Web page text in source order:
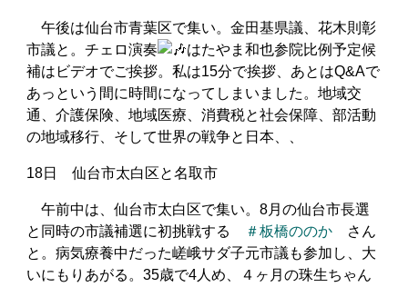
午後は仙台市青葉区で集い。金田基県議、花木則彰
市議と。チェロ演奏
はたやま和也参院比例予定候
補はビデオでご挨拶。私は15分で挨拶、あとはQ&Aで
あっという間に時間になってしまいました。地域交
通、介護保険、地域医療、消費税と社会保障、部活動
の地域移行、そして世界の戦争と日本、、
18日 仙台市太白区と名取市
午前中は、仙台市太白区で集い。8月の仙台市長選
と同時の市議補選に初挑戦する
＃板橋ののか さん
と。病気療養中だった嵯峨サダ子元市議も参加し、大
いにもりあがる。35歳で4人め、４ヶ月の珠生ちゃん